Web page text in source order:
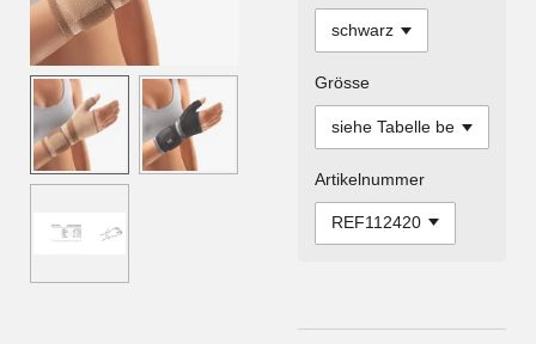
Grösse
Artikelnummer